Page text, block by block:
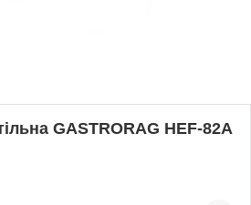
GASTRORAG HEF-82A